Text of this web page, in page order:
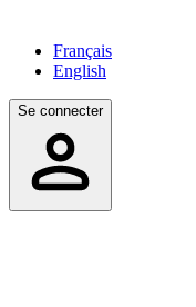
Français
English
Se connecter